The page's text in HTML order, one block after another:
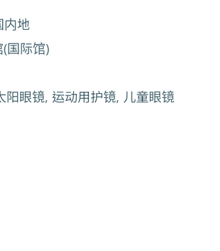
内地
国际馆)
阳眼镜, 运动用护镜, 儿童眼镜